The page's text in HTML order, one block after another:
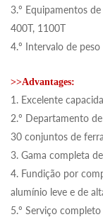
3.º Equipamentos
400T, 1100T
4.º Intervalo de
>>Advantages:
1. Excelente
2.º Departamento
30 conjuntos de
3. Gama completa
4. Fundição por
alumínio leve e de
5.º Serviço